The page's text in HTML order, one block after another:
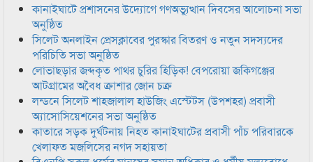
কানাইঘাটে প্রশাসনের উদ্যোগে গণঅভ্যুত্থান দিবসের আলোচনা সভা
অনুষ্ঠিত
সিলেট অনলাইন প্রেসক্লাবের পুরস্কার বিতরণ ও নতুন সদস্যদের
পরিচিতি সভা অনুষ্ঠিত
লোভাছড়ার জব্দকৃত পাথর চুরির হিড়িক! বেপরোয়া জকিগঞ্জের
আটগ্রামের অবৈধ ক্রাশার জোন চক্র
লন্ডনে সিলেট শাহজালাল হাউজিং এস্টেটস (উপশহর) প্রবাসী
অ্যাসোসিয়েশনের সভা অনুষ্ঠিত
কাতারে সড়ক দুর্ঘটনায় নিহত কানাইঘাটের প্রবাসী পাঁচ পরিবারকে
খেলাফত মজলিসের নগদ সহায়তা